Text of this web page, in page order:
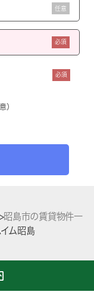
任意
必須
必須
）
昭島市の賃貸物件一
ム昭島